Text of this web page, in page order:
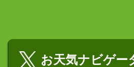
お天気ナビゲー